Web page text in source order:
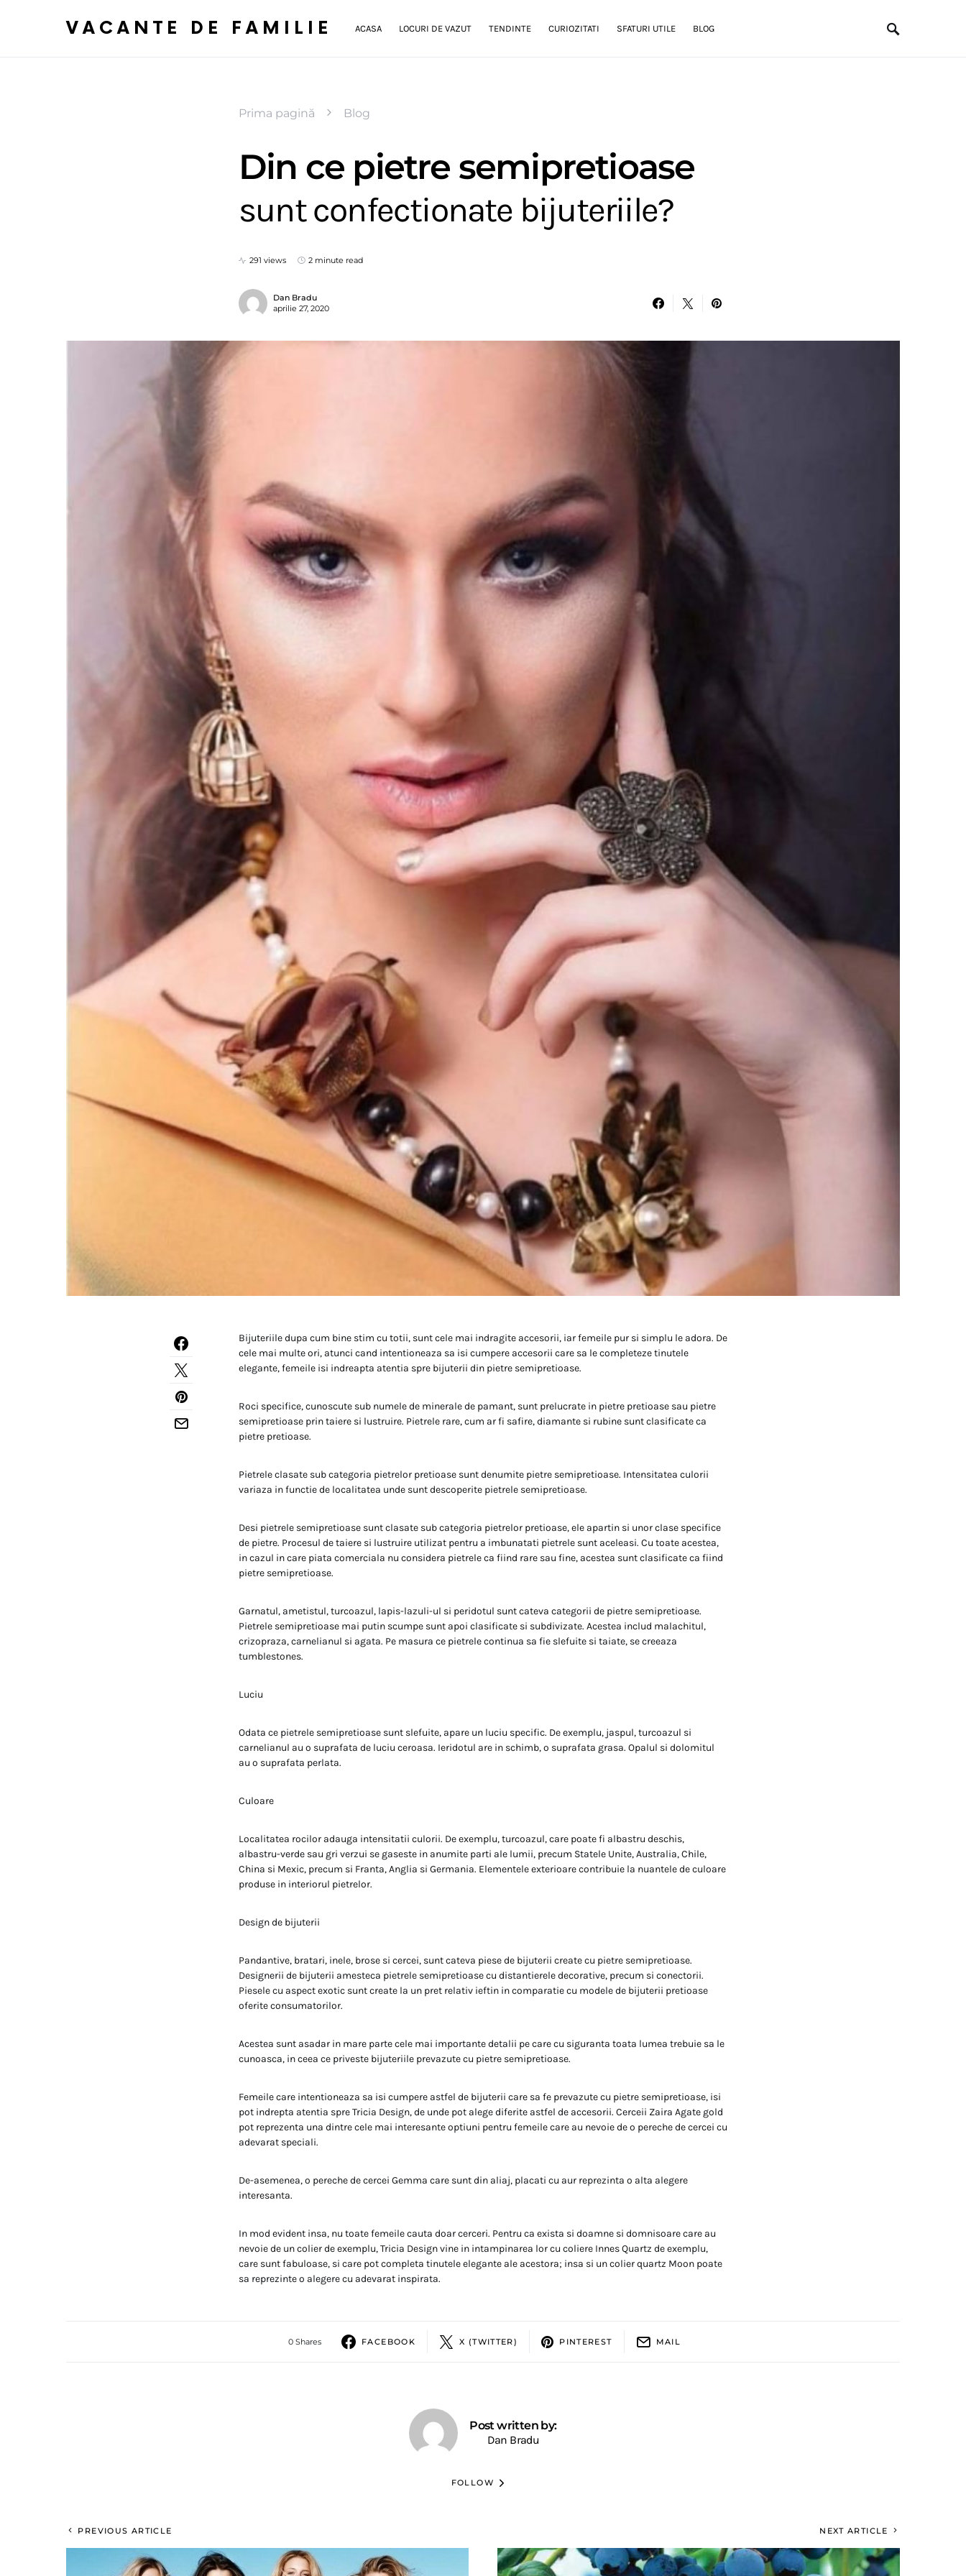
VACANTE DE FAMILIE ACASA LOCURI DE VAZUT TENDINTE CURIOZITATI SFATURI UTILE BLOG
Prima pagină Blog
Din ce pietre semipretioase
sunt confectionate bijuteriile?
291 views 2 minute read
Dan Bradu
aprilie 27, 2020
Bijuteriile dupa cum bine stim cu totii, sunt cele mai indragite accesorii, iar femeile pur si simplu le adora. De
cele mai multe ori, atunci cand intentioneaza sa isi cumpere accesorii care sa le completeze tinutele
elegante, femeile isi indreapta atentia spre bijuterii din pietre semipretioase.
Roci specifice, cunoscute sub numele de minerale de pamant, sunt prelucrate in pietre pretioase sau pietre
semipretioase prin taiere si lustruire. Pietrele rare, cum ar fi safire, diamante si rubine sunt clasificate ca
pietre pretioase.
Pietrele clasate sub categoria pietrelor pretioase sunt denumite pietre semipretioase. Intensitatea culorii
variaza in functie de localitatea unde sunt descoperite pietrele semipretioase.
Desi pietrele semipretioase sunt clasate sub categoria pietrelor pretioase, ele apartin si unor clase specifice
de pietre. Procesul de taiere si lustruire utilizat pentru a imbunatati pietrele sunt aceleasi. Cu toate acestea,
in cazul in care piata comerciala nu considera pietrele ca fiind rare sau fine, acestea sunt clasificate ca fiind
pietre semipretioase.
Garnatul, ametistul, turcoazul, lapis-lazuli-ul si peridotul sunt cateva categorii de pietre semipretioase.
Pietrele semipretioase mai putin scumpe sunt apoi clasificate si subdivizate. Acestea includ malachitul,
crizopraza, carnelianul si agata. Pe masura ce pietrele continua sa fie slefuite si taiate, se creeaza
tumblestones.
Luciu
Odata ce pietrele semipretioase sunt slefuite, apare un luciu specific. De exemplu, jaspul, turcoazul si
carnelianul au o suprafata de luciu ceroasa. Ieridotul are in schimb, o suprafata grasa. Opalul si dolomitul
au o suprafata perlata.
Culoare
Localitatea rocilor adauga intensitatii culorii. De exemplu, turcoazul, care poate fi albastru deschis,
albastru-verde sau gri verzui se gaseste in anumite parti ale lumii, precum Statele Unite, Australia, Chile,
China si Mexic, precum si Franta, Anglia si Germania. Elementele exterioare contribuie la nuantele de culoare
produse in interiorul pietrelor.
Design de bijuterii
Pandantive, bratari, inele, brose si cercei, sunt cateva piese de bijuterii create cu pietre semipretioase.
Designerii de bijuterii amesteca pietrele semipretioase cu distantierele decorative, precum si conectorii.
Piesele cu aspect exotic sunt create la un pret relativ ieftin in comparatie cu modele de bijuterii pretioase
oferite consumatorilor.
Acestea sunt asadar in mare parte cele mai importante detalii pe care cu siguranta toata lumea trebuie sa le
cunoasca, in ceea ce priveste bijuteriile prevazute cu pietre semipretioase.
Femeile care intentioneaza sa isi cumpere astfel de bijuterii care sa fe prevazute cu pietre semipretioase, isi
pot indrepta atentia spre Tricia Design, de unde pot alege diferite astfel de accesorii. Cerceii Zaira Agate gold
pot reprezenta una dintre cele mai interesante optiuni pentru femeile care au nevoie de o pereche de cercei cu
adevarat speciali.
De-asemenea, o pereche de cercei Gemma care sunt din aliaj, placati cu aur reprezinta o alta alegere
interesanta.
In mod evident insa, nu toate femeile cauta doar cerceri. Pentru ca exista si doamne si domnisoare care au
nevoie de un colier de exemplu, Tricia Design vine in intampinarea lor cu coliere Innes Quartz de exemplu,
care sunt fabuloase, si care pot completa tinutele elegante ale acestora; insa si un colier quartz Moon poate
sa reprezinte o alegere cu adevarat inspirata.
0 Shares FACEBOOK X (TWITTER) PINTEREST MAIL
Post written by:
Dan Bradu
FOLLOW
PREVIOUS ARTICLE NEXT ARTICLE